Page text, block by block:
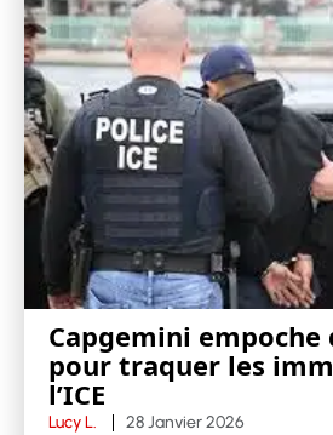
Capgemini
pour traquer les
l’ICE
Lucy L. 28 Janvier 2026